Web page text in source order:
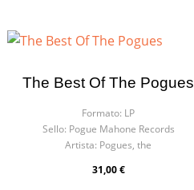
The Best Of The Pogues
Formato: LP
Sello: Pogue Mahone Records
Artista: Pogues, the
31,00 €